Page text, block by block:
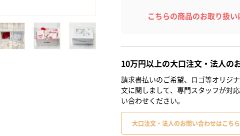
こちらの商品のお取り扱い
10万円以上の大口注文・法人の
請求書払いのご希望、ロゴ等オリジ
文に関しまして、専門スタッフが対
い合わせください。
大口注文・法人のお問い合わせはこちら